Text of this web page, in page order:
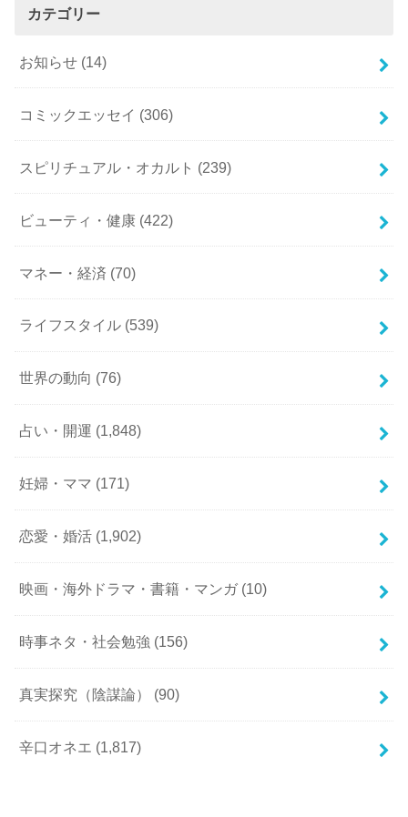
カテゴリー
お知らせ (14)
コミックエッセイ (306)
スピリチュアル・オカルト (239)
ビューティ・健康 (422)
マネー・経済 (70)
ライフスタイル (539)
世界の動向 (76)
占い・開運 (1,848)
妊婦・ママ (171)
恋愛・婚活 (1,902)
映画・海外ドラマ・書籍・マンガ (10)
時事ネタ・社会勉強 (156)
真実探究（陰謀論） (90)
辛口オネエ (1,817)